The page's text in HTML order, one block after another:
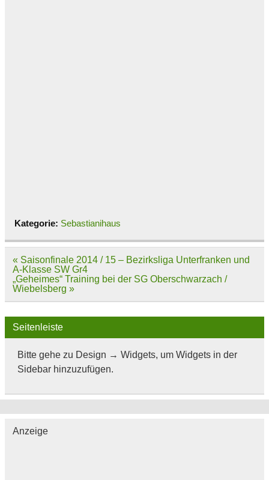
Kategorie: Sebastianihaus
Beitragsnavigation
« Saisonfinale 2014 / 15 – Bezirksliga Unterfranken und
A-Klasse SW Gr4
„Geheimes“ Training bei der SG Oberschwarzach /
Wiebelsberg »
Seitenleiste
Bitte gehe zu Design → Widgets, um Widgets in der
Sidebar hinzuzufügen.
Anzeige